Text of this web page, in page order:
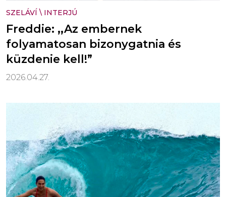
SZELÁVÍ \ INTERJÚ
Freddie: ,,Az embernek
folyamatosan bizonygatnia és
küzdenie kell!”
2026.04.27.